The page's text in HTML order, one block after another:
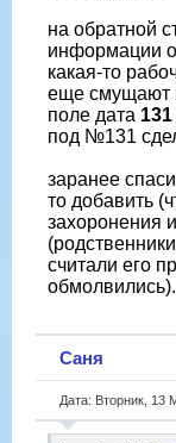
на обратной
информации
какая-то
еще смущают
поле дата 131
под №131
заранее
то добавить
захоронения
считали его
обмолвились).
Саня
Дата: Вторник, 13